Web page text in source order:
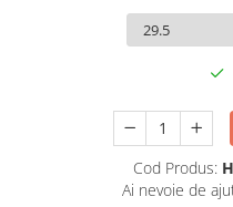
Cod Produs:
Ai nevoie de